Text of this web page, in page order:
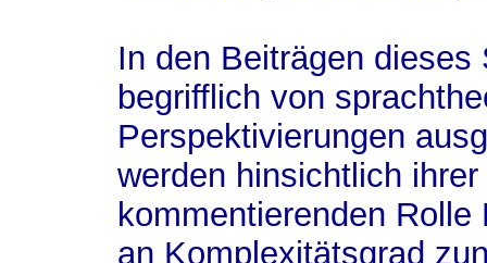
In den Beiträgen
begrifflich von
Perspektivierungen
werden hinsichtlich
kommentierenden
an Komplexitätsgrad